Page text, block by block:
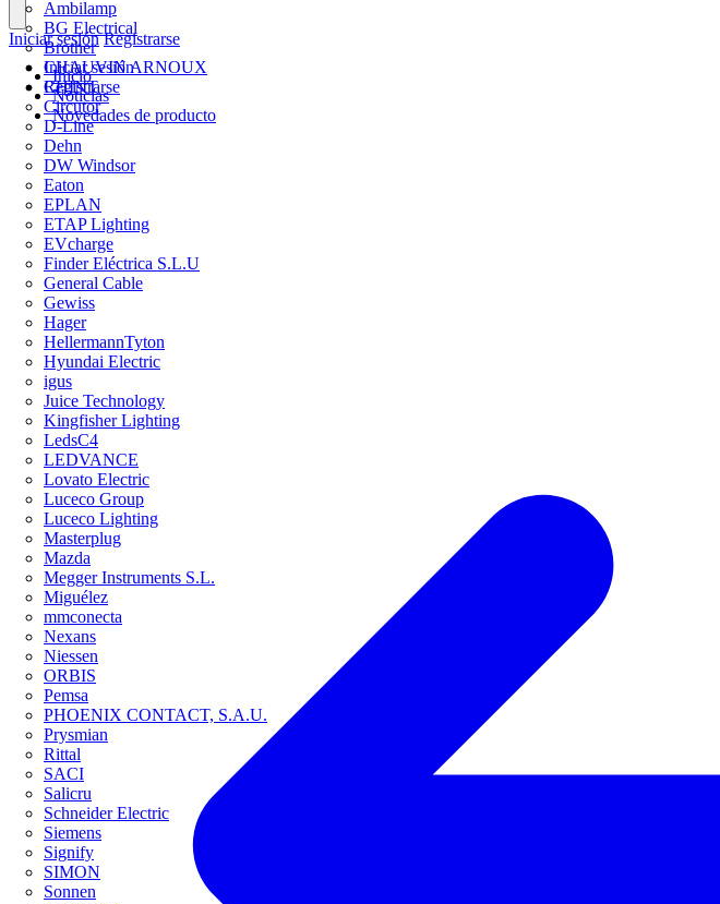
Ambilamp
BG Electrical
Brother
CHAUVIN ARNOUX
CHINT
Circutor
D-Line
Dehn
DW Windsor
Eaton
EPLAN
ETAP Lighting
EVcharge
Finder Eléctrica S.L.U
General Cable
Gewiss
Hager
HellermannTyton
Hyundai Electric
igus
Juice Technology
Kingfisher Lighting
LedsC4
LEDVANCE
Lovato Electric
Luceco Group
Luceco Lighting
Masterplug
Mazda
Megger Instruments S.L.
Miguélez
mmconecta
Nexans
Niessen
ORBIS
Pemsa
PHOENIX CONTACT, S.A.U.
Prysmian
Rittal
SACI
Salicru
Schneider Electric
Siemens
Signify
SIMON
Sonnen
Iniciar sesión
Registrarse
Iniciar sesión Registrarse
Inicio
Noticias
Novedades de producto